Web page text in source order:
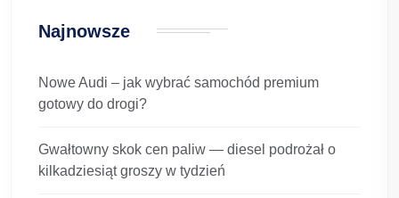
Najnowsze
Nowe Audi – jak wybrać samochód premium
gotowy do drogi?
Gwałtowny skok cen paliw — diesel podrożał o
kilkadziesiąt groszy w tydzień